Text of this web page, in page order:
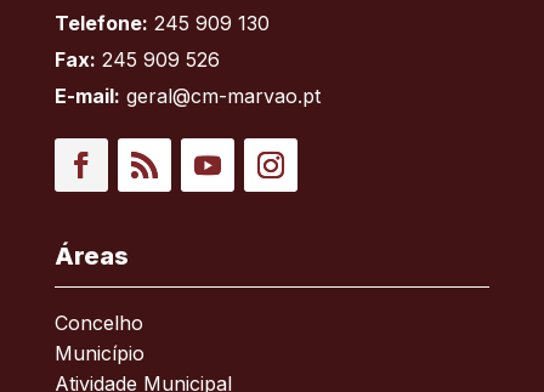
Telefone: 245 909 130
Fax: 245 909 526
E-mail: geral@cm-marvao.pt
Áreas
Concelho
Município
Atividade Municipal